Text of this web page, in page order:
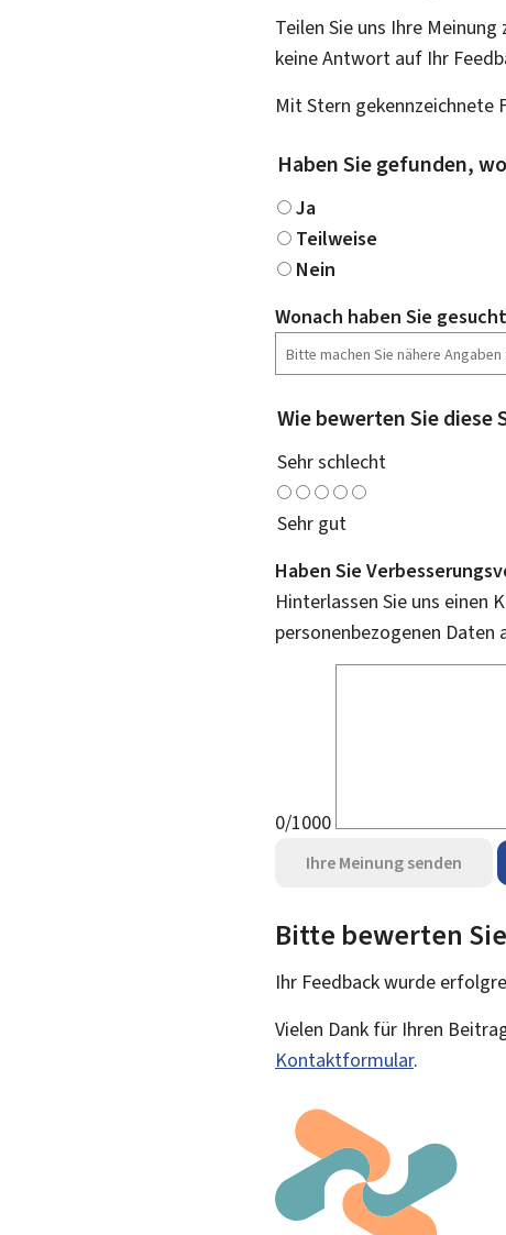
Teilen Sie uns Ihre
keine Antwort auf Ihr
Mit Stern gekennzeichnete
Haben Sie gefunden,
Ja
Teilweise
Nein
Wonach haben Sie
Wie bewerten Sie diese
Sehr schlecht
Sehr gut
Haben Sie
Hinterlassen Sie uns einen
personenbezogenen Daten
0/1000
Ihre Meinung senden
Bitte bewerten
Ihr Feedback wurde
Vielen Dank für Ihren
Kontaktformular.